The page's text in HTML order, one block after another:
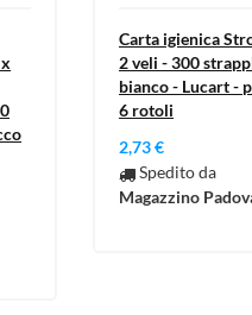
Carta igienica
2 veli - 300
bianco - Lucart -
6 rotoli
2,73 €
Spedito da
Magazzino